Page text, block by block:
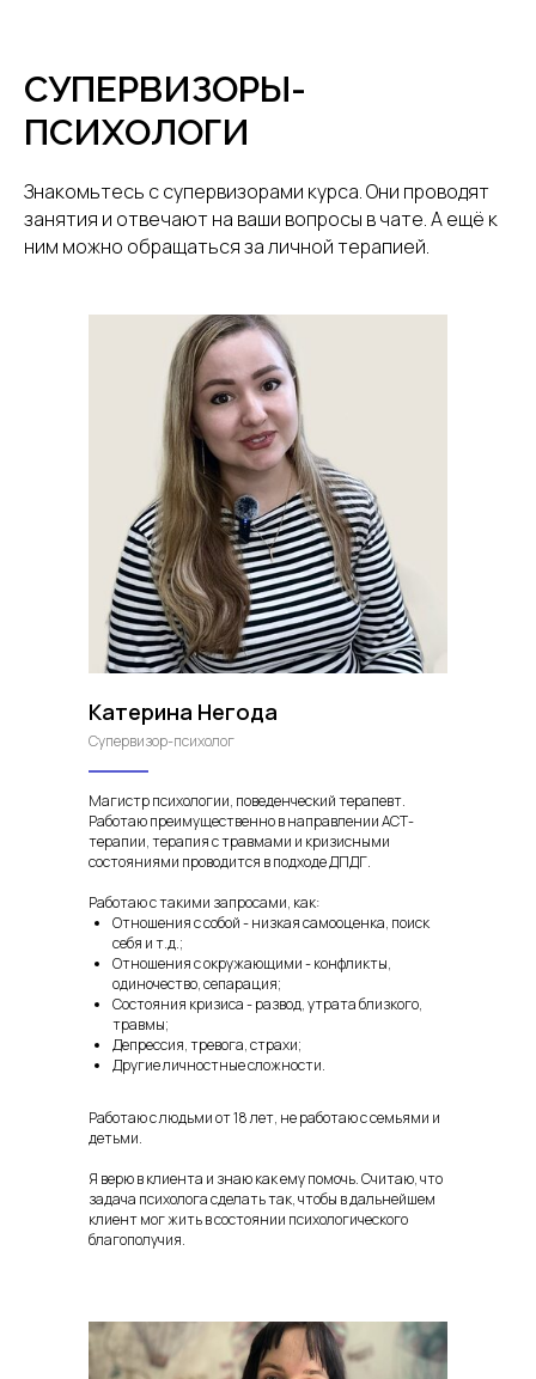
СУПЕРВИЗОРЫ-
ПСИХОЛОГИ
Знакомьтесь с супервизорами курса. Они проводят
занятия и отвечают на ваши вопросы в чате. А ещё к
ним можно обращаться за личной терапией.
Катерина Негода
Супервизор-психолог
Магистр психологии, поведенческий терапевт.
Работаю преимущественно в направлении АСТ-
терапии, терапия с травмами и кризисными
состояниями проводится в подходе ДПДГ.
Работаю с такими запросами, как:
Отношения с собой - низкая самооценка, поиск
себя и т.д.;
Отношения с окружающими - конфликты,
одиночество, сепарация;
Состояния кризиса - развод, утрата близкого,
травмы;
Депрессия, тревога, страхи;
Другие личностные сложности.
Работаю с людьми от 18 лет, не работаю с семьями и
детьми.
Я верю в клиента и знаю как ему помочь. Считаю, что
задача психолога сделать так, чтобы в дальнейшем
клиент мог жить в состоянии психологического
благополучия.